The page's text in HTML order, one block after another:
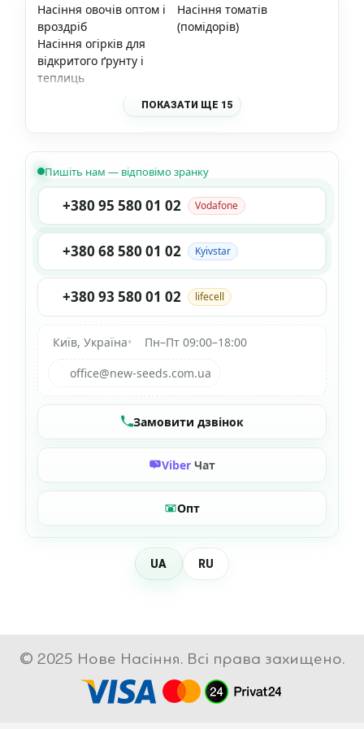
Насіння овочів оптом і
вроздріб
Насіння томатів
(помідорів)
Насіння огірків для
відкритого ґрунту і
теплиць
ПОКАЗАТИ ЩЕ 15
Пишіть нам — відповімо зранку
+380 95 580 01 02 Vodafone
+380 68 580 01 02 Kyivstar
+380 93 580 01 02 lifecell
Київ, Україна•
Пн–Пт 09:00–18:00
office@new-seeds.com.ua
Замовити дзвінок
Viber Чат
Опт
UA RU
© 2025 Нове Насіння. Всі права захищено.